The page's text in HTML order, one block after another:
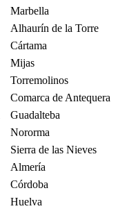
Marbella
Alhaurín de la Torre
Cártama
Mijas
Torremolinos
Comarca de Antequera
Guadalteba
Nororma
Sierra de las Nieves
Almería
Córdoba
Huelva